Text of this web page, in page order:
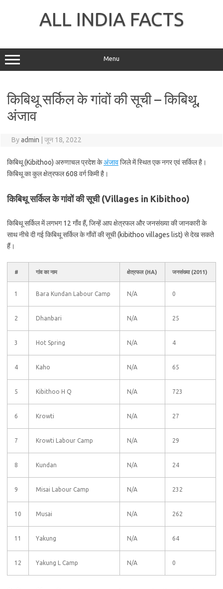
ALL INDIA FACTS
Menu
किबिथू सर्किल के गांवों की सूची – किबिथू,
अंजाव
Byadmin जून 18, 2022
किबिथू (Kibithoo) अरुणाचल प्रदेश केअंजावजिले में स्थित एक नगर एवं सर्किल है।
किबिथू का कुल क्षेत्रफल 608 वर्ग किमी है।
किबिथू सर्किल के गांवों की सूची (Villages in Kibithoo)
किबिथू सर्किल में लगभग 12 गाँव हैं, जिन्हें आप क्षेत्रफल और जनसंख्या की जानकारी के
साथ नीचे दी गई किबिथू सर्किल के गाँवों की सूची (kibithoo villages list) से देख सकते
हैं।
# गांव का नाम क्षेत्रफल (HA) जनसंख्या (2011)
1 Bara Kundan Labour Camp N/A 0
2 Dhanbari N/A 25
3 Hot Spring N/A 4
4 Kaho N/A 65
5 Kibithoo H Q N/A 723
6 Krowti N/A 27
7 Krowti Labour Camp N/A 29
8 Kundan N/A 24
9 Misai Labour Camp N/A 232
10 Musai N/A 262
11 Yakung N/A 64
12 Yakung L Camp N/A 0